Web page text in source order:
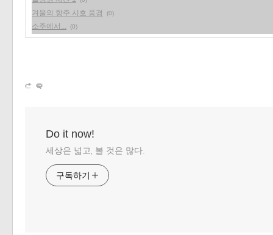
겨울의 항주 시호 풍경 (0)
소주에서... (0)
Do it now!
세상은 넓고, 볼 것은 많다.
구독하기